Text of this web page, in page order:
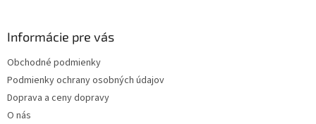
Informácie pre vás
Obchodné podmienky
Podmienky ochrany osobných údajov
Doprava a ceny dopravy
O nás